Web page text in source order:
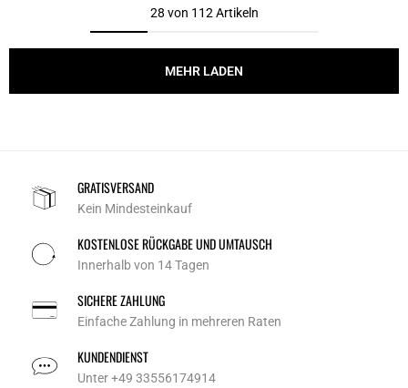
28 von 112 Artikeln
MEHR LADEN
GRATISVERSAND
Kein Mindesteinkauf
KOSTENLOSE RÜCKGABE UND UMTAUSCH
Innerhalb von 14 Tagen
SICHERE ZAHLUNG
Einfache Zahlung in mehreren Raten
KUNDENDIENST
Unter +49 33556174914